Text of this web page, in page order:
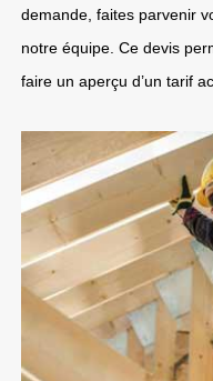
demande, faites parvenir
notre équipe. Ce devis
faire un aperçu d’un tarif